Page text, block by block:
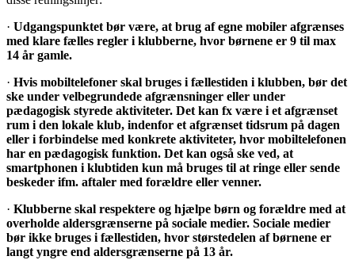
· Udgangspunktet bør være, at brug af egne mobiler afgrænses
med klare fælles regler i klubberne, hvor børnene er 9 til max
14 år gamle.
· Hvis mobiltelefoner skal bruges i fællestiden i klubben, bør det
ske under velbegrundede afgrænsninger eller under
pædagogisk styrede aktiviteter. Det kan fx være i et afgrænset
rum i den lokale klub, indenfor et afgrænset tidsrum på dagen
eller i forbindelse med konkrete aktiviteter, hvor mobiltelefonen
har en pædagogisk funktion. Det kan også ske ved, at
smartphonen i klubtiden kun må bruges til at ringe eller sende
beskeder ifm. aftaler med forældre eller venner.
· Klubberne skal respektere og hjælpe børn og forældre med at
overholde aldersgrænserne på sociale medier. Sociale medier
bør ikke bruges i fællestiden, hvor størstedelen af børnene er
langt yngre end aldersgrænserne på 13 år.